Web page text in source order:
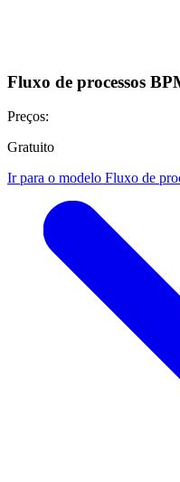
Fluxo de processos
Preços:
Gratuito
Ir para o modelo Fluxo de